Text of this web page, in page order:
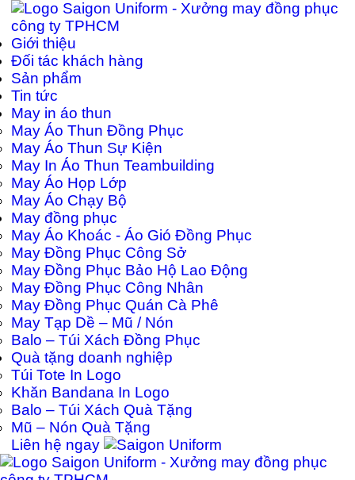
Giới thiệu
Đối tác khách hàng
Sản phẩm
Tin tức
May in áo thun
May Áo Thun Đồng Phục
May Áo Thun Sự Kiện
May In Áo Thun Teambuilding
May Áo Họp Lớp
May Áo Chạy Bộ
May đồng phục
May Áo Khoác - Áo Gió Đồng Phục
May Đồng Phục Công Sở
May Đồng Phục Bảo Hộ Lao Động
May Đồng Phục Công Nhân
May Đồng Phục Quán Cà Phê
May Tạp Dề – Mũ / Nón
Balo – Túi Xách Đồng Phục
Quà tặng doanh nghiệp
Túi Tote In Logo
Khăn Bandana In Logo
Balo – Túi Xách Quà Tặng
Mũ – Nón Quà Tặng
Liên hệ ngay